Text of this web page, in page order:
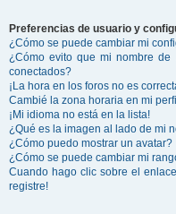
Preferencias de usuario y
¿Cómo se puede cambiar mi
¿Cómo evito que mi nombre
conectados?
¡La hora en los foros no es
Cambié la zona horaria en mi
¡Mi idioma no está en la lista!
¿Qué es la imagen al lado de mi
¿Cómo puedo mostrar un avatar?
¿Cómo se puede cambiar mi
Cuando hago clic sobre el
registre!